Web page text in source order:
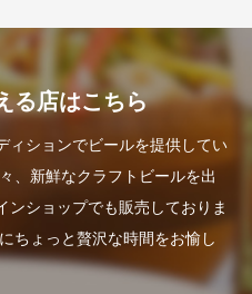
る店はこちら
ィションでビールを提供してい
、新鮮なクラフトビールを出
ショップでも販売しておりま
ちょっと贅沢な時間をお愉し